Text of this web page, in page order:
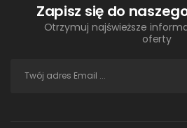
Zapisz się do
Otrzymuj najświeższe
oferty